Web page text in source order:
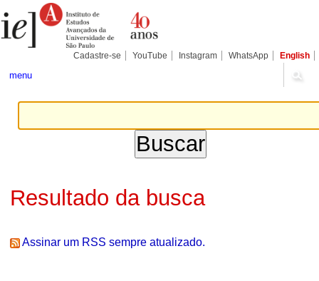
para
conteúdo.
Pessoais
Cadastre-se YouTube Instagram WhatsApp English
menu
Resultado da busca
Assinar um RSS sempre atualizado.